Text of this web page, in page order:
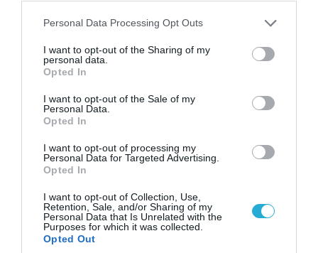
Please note that this website/app uses one or more Google
not limited to your visit or usage behaviour. You may click to
grant or deny consent to Google and its third-party tags to
use your data for below specified purposes in below Google
consent section.
Personal Data Processing Opt Outs
I want to opt-out of the Sharing of my
personal data.
Opted In
I want to opt-out of the Sale of my
Personal Data.
Opted In
I want to opt-out of processing my
Personal Data for Targeted Advertising.
Opted In
I want to opt-out of Collection, Use,
Retention, Sale, and/or Sharing of my
Personal Data that Is Unrelated with the
Purposes for which it was collected.
Opted Out
06.08.2026 | 09:03
Μαροκινός παράνομος μετανάστης επιτέθηκε
σε 42χρονη σε στάση Τραμ στην Ισπανία και
απείλησε ότι θα την κακοποιήσει!